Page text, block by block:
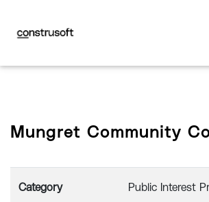
Mungret Community
Category Public Interest